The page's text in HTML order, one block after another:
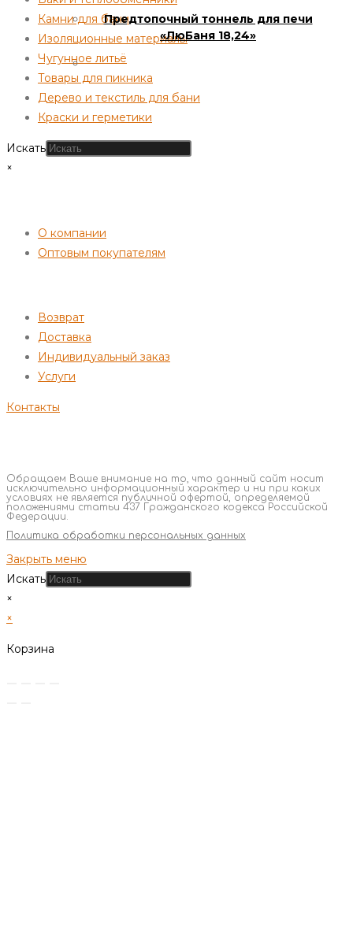
Предтопочный тоннель для печи
«ЛюБаня 18,24»
Камни для бани
Изоляционные материалы
Чугунное литьё
Товары для пикника
Дерево и текстиль для бани
Краски и герметики
Искать
×
О компании
Оптовым покупателям
Возврат
Доставка
Индивидуальный заказ
Услуги
Контакты
Обращаем Ваше внимание на то, что данный сайт носит
исключительно информационный характер и ни при каких
условиях не является публичной офертой, определяемой
положениями статьи 437 Гражданского кодекса Российской
Федерации.
Политика обработки персональных данных
Закрыть меню
Искать
×
×
Корзина